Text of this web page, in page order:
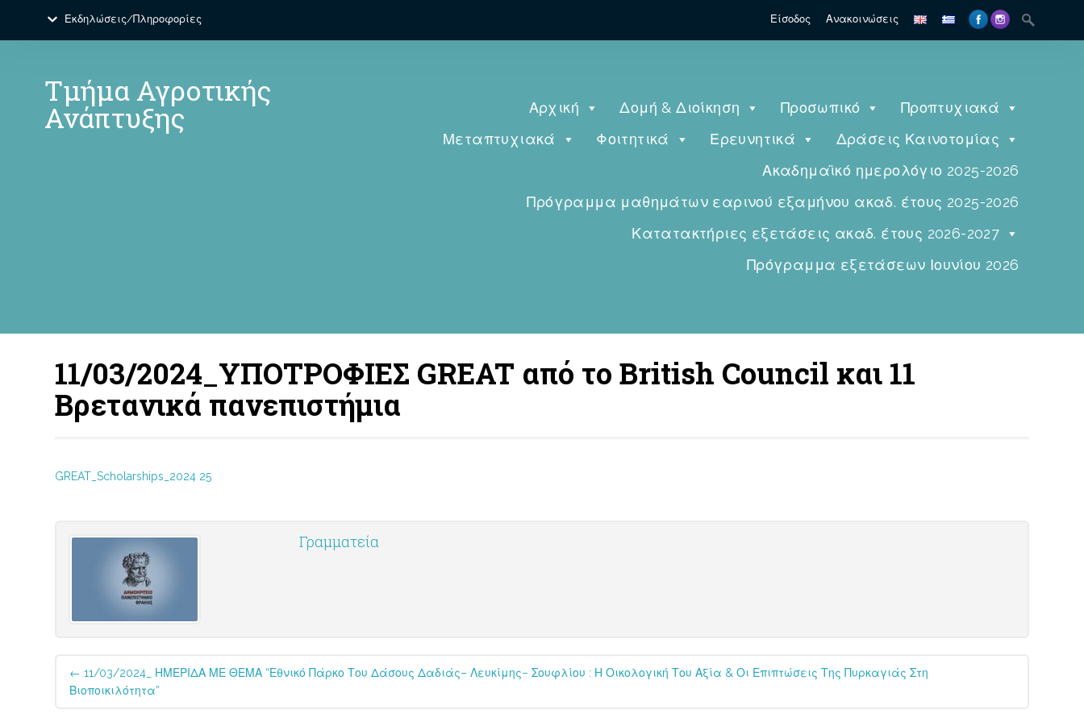
Εκδηλώσεις/Πληροφορίες Είσοδος Ανακοινώσεις
Τμήμα Αγροτικής
Ανάπτυξης Αρχική Δομή & Διοίκηση Προσωπικό
Προπτυχιακά
Μεταπτυχιακά
Φοιτητικά Ερευνητικά
Δράσεις Καινοτομίας
Ακαδημαϊκό ημερολόγιο 2025-2026
Πρόγραμμα μαθημάτων εαρινού εξαμήνου ακαδ. έτους 2025-2026
Κατατακτήριες εξετάσεις ακαδ. έτους 2026-2027
Πρόγραμμα εξετάσεων Ιουνίου 2026
11/03/2024_ΥΠΟΤΡΟΦΙΕΣ GREAT από το British Council και 11
Βρετανικά πανεπιστήμια
GREAT_Scholarships_2024 25
Γραμματεία
Post
navigation
← 11/03/2024_ ΗΜΕΡΙΔΑ ΜΕ ΘΕΜΑ “Εθνικό Πάρκο Του Δάσους Δαδιάς– Λευκίμης– Σουφλίου : Η Οικολογική Του Αξία & Οι Επιπτώσεις Της Πυρκαγιάς Στη
Βιοποικιλότητα”